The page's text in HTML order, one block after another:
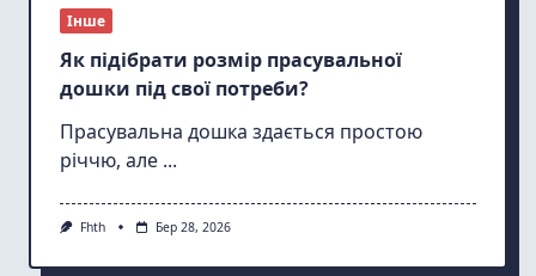
Інше
Як підібрати розмір прасувальної
дошки під свої потреби?
Прасувальна дошка здається простою
річчю, але ...
Fhth Бер 28, 2026